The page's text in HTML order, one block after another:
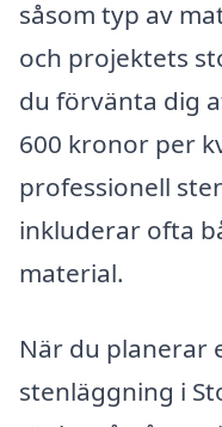
såsom typ av
och projektets
du förvänta dig
600 kronor per
professionell
inkluderar ofta
material.
När du planerar
stenläggning i